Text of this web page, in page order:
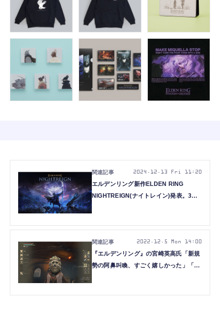
エルデンリング新作ELDEN RING
NIGHTREIGN(ナイトレイン)発表。3人
2024.12.13 Fri 11:20
『エルデンリング』の宮崎英高氏「新規
勢の阿鼻叫喚、すごく嬉しかった」「作
2022.12.5 Mon 14:00